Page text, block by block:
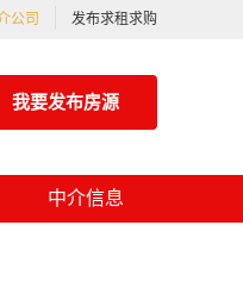
公司 发布求租求购
我要发布房源
中介信息